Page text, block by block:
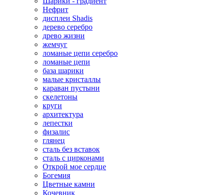
Нефрит
дисплеи Shadis
дерево серебро
древо жизни
жемчуг
ломаные цепи серебро
ломаные цепи
база шарики
малые кристаллы
караван пустыни
скелетоны
круги
архитектура
лепестки
физалис
глянец
сталь без вставок
сталь с цирконами
Открой мое сердце
Богемия
Цветные камни
Кочевник